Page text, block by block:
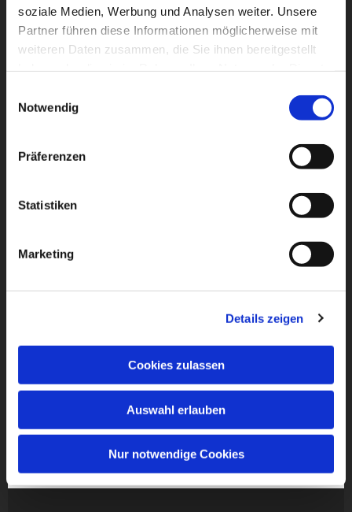
soziale Medien, Werbung und Analysen weiter. Unsere
Partner führen diese Informationen möglicherweise mit
weiteren Daten zusammen, die Sie ihnen bereitgestellt
Notwendig
Präferenzen
Statistiken
Marketing
Details zeigen
Cookies zulassen
Auswahl erlauben
Nur notwendige Cookies
Dies könnte Sie auch